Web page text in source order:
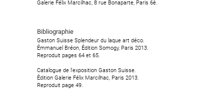
Galerie Félix Marcilhac, 8 rue Bonaparte, Paris 6è.
Bibliographie
Gaston Suisse Splendeur du laque art déco.
Émmanuel Bréon, Édition Somogy, Paris 2013.
Reproduit pages 64 et 65.
Catalogue de l'exposition Gaston Suisse.
Édition Galerie Félix Marcilhac, Paris 2013.
Reproduit page 49.
Galerie Félix Marcilhac, 8 rue Bonaparte, Paris 6è.
Bibliographie
Gaston Suisse Splendeur du laque art déco.
Émmanuel Bréon, Édition Somogy, Paris 2013.
Reproduit pages 64 et 65.
Catalogue de l'exposition Gaston Suisse.
Édition Galerie Félix Marcilhac, Paris 2013.
Reproduit page 49.